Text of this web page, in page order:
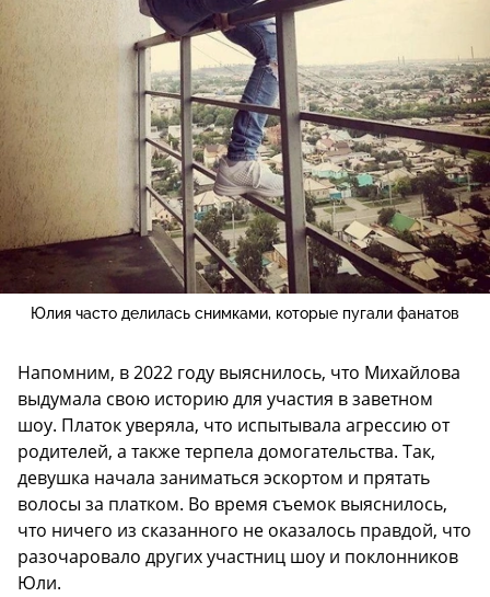
Юлия часто делилась снимками, которые пугали фанатов
Напомним, в 2022 году выяснилось, что Михайлова
выдумала свою историю для участия в заветном
шоу. Платок уверяла, что испытывала агрессию от
родителей, а также терпела домогательства. Так,
девушка начала заниматься эскортом и прятать
волосы за платком. Во время съемок выяснилось,
что ничего из сказанного не оказалось правдой, что
разочаровало других участниц шоу и поклонников
Юли.